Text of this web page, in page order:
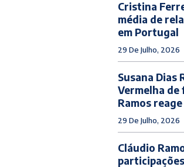
Cristina
média de
em Portugal
29 De Julho, 2026
Susana Dias
Vermelha
Ramos reage
29 De Julho, 2026
Cláudio